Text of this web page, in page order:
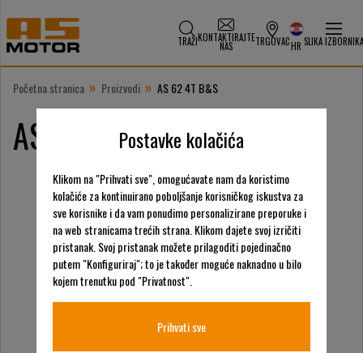
TRAŽIKONTAKTIRAJTE
NAS TRGOVAC HR SLIKA IZBORNIKA
Početna stranica » Proizvodi » AS 62 4T B&S
AS 62 4T B&SPostavke kolačića
Klikom na "Prihvati sve", omogućavate nam da koristimo
kolačiće za kontinuirano poboljšanje korisničkog iskustva za
sve korisnike i da vam ponudimo personalizirane preporuke i
na web stranicama trećih strana. Klikom dajete svoj izričiti
pristanak. Svoj pristanak možete prilagoditi pojedinačno
putem "Konfiguriraj"; to je također moguće naknadno u bilo
kojem trenutku pod "Privatnost".
Prihvati sve